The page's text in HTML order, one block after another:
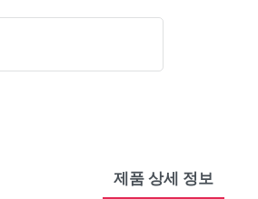
제품 상세 정보